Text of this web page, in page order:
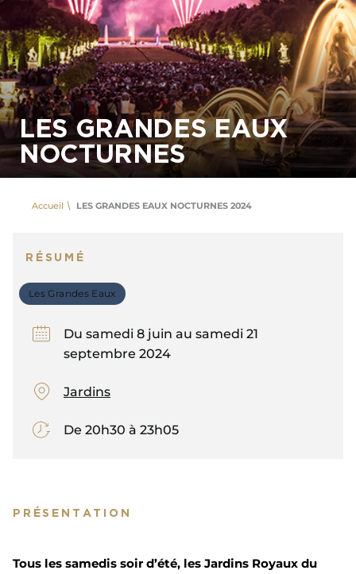
LES GRANDES EAUX
NOCTURNES
PRÉSENTATION
Tous les samedis soir d’été, les Jardins Royaux du
Accueil LES GRANDES EAUX NOCTURNES 2024
RÉSUMÉ
Les Grandes Eaux
Du samedi 8 juin au samedi 21
septembre 2024
Jardins
De 20h30 à 23h05